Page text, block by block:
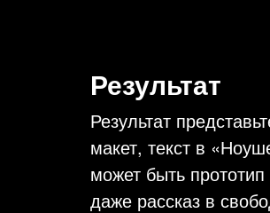
Результат
Результат
макет, текст в
может быть
даже рассказ в